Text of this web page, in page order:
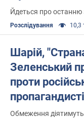
управління"
Йдеться про останню
Розслідування 10,3
Шарій,
Зеленський
проти
Обмеження